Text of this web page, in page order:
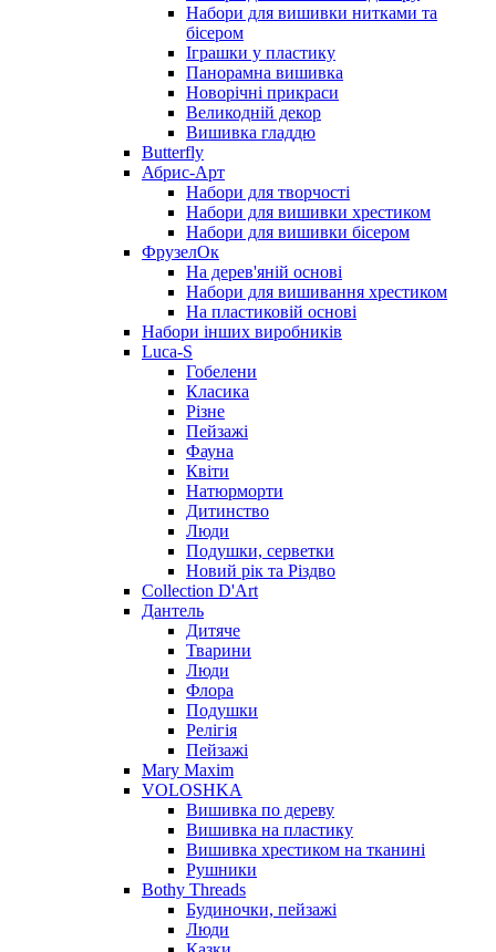
Набори для вишивки нитками та
бісером
Іграшки у пластику
Панорамна вишивка
Новорічні прикраси
Великодній декор
Вишивка гладдю
Butterfly
Абрис-Арт
Набори для творчості
Набори для вишивки хрестиком
Набори для вишивки бісером
ФрузелОк
На дерев'яній основі
Набори для вишивання хрестиком
На пластиковій основі
Набори інших виробників
Luca-S
Гобелени
Класика
Різне
Пейзажі
Фауна
Квіти
Натюрморти
Дитинство
Люди
Подушки, серветки
Новий рік та Різдво
Collection D'Art
Дантель
Дитяче
Тварини
Люди
Флора
Подушки
Релігія
Пейзажі
Mary Maxim
VOLOSHKA
Вишивка по дереву
Вишивка на пластику
Вишивка хрестиком на тканині
Рушники
Bothy Threads
Будиночки, пейзажі
Люди